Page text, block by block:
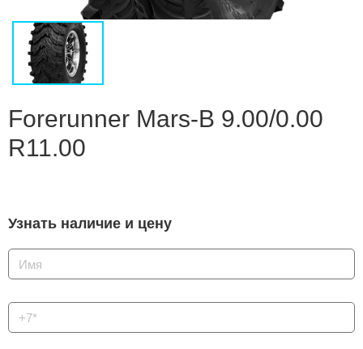
Избранное
Сравнение
Forerunner Mars-B 9.00/0.00
R11.00
Узнать наличие и цену